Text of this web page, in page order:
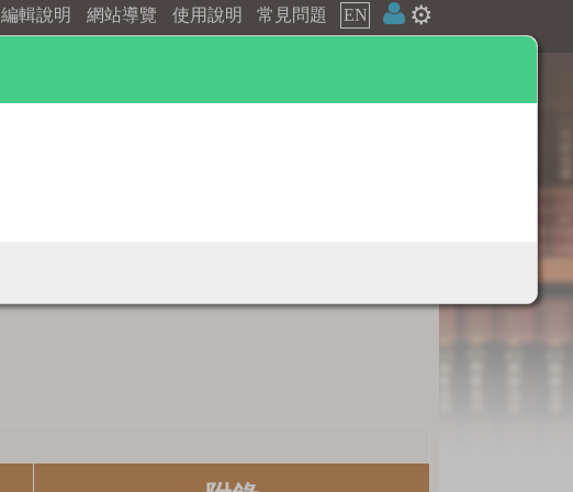
編輯說明 網站導覽 使用說明 常見問題 EN ⚙️